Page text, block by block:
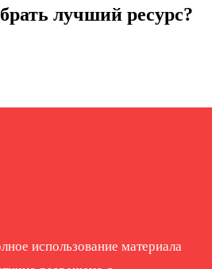
лучший ресурс?
использование материала